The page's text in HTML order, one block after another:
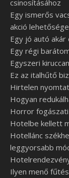
csinosításához
Egy ismerős
akció lehetősége
Egy jó autó akár
Egy régi
Egyszeri
Ez az italhűtő
Hirtelen
Hogyan
Horror
Hotelbe kellett
Hotellánc
leggyorsabb
Ilyen menő